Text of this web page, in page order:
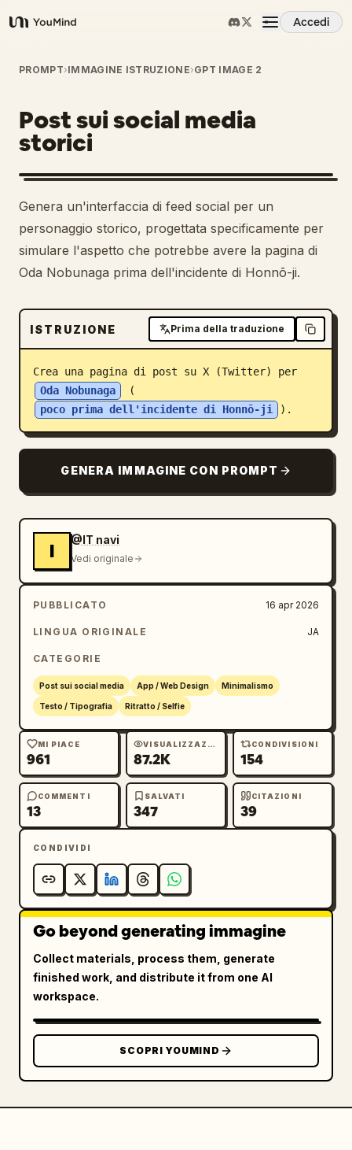
YouMind
Accedi
Panoramica
Casi d'uso
Abilità
Prompt
Prezzi
Scarica
Blog
Aggiornamenti
PROMPT›IMMAGINE ISTRUZIONE›GPT IMAGE 2
Post sui social media
storici
Genera un'interfaccia di feed social per un
personaggio storico, progettata specificamente per
simulare l'aspetto che potrebbe avere la pagina di
Oda Nobunaga prima dell'incidente di Honnō-ji.
ISTRUZIONE Prima della traduzione
Crea una pagina di post su X (Twitter) per
Oda Nobunaga
(
poco prima dell'incidente di Honnō-ji
).
GENERA IMMAGINE CON PROMPT
I
@IT navi
Vedi originale
PUBBLICATO 16 apr 2026
LINGUA ORIGINALE JA
CATEGORIE
Post sui social media App / Web Design Minimalismo
Testo / Tipografia Ritratto / Selfie
MI PIACE
961
VISUALIZZAZIONI
87.2K
CONDIVISIONI
154
COMMENTI
13
SALVATI
347
CITAZIONI
39
CONDIVIDI
Go beyond generating immagine
Collect materials, process them, generate
finished work, and distribute it from one AI
workspace.
SCOPRI YOUMIND